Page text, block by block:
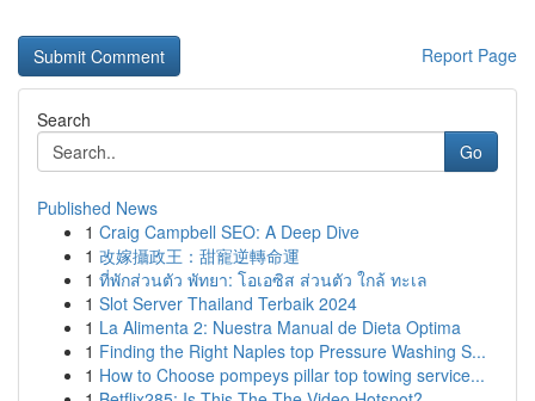
Report Page
Search
Go
Published News
1 Craig Campbell SEO: A Deep Dive
1 改嫁攝政王：甜寵逆轉命運
1 ที่พักส่วนตัว พัทยา: โอเอซิส ส่วนตัว ใกล้ ทะเล
1 Slot Server Thailand Terbaik 2024
1 La Alimenta 2: Nuestra Manual de Dieta Optima
1 Finding the Right Naples top Pressure Washing S...
1 How to Choose pompeys pillar top towing service...